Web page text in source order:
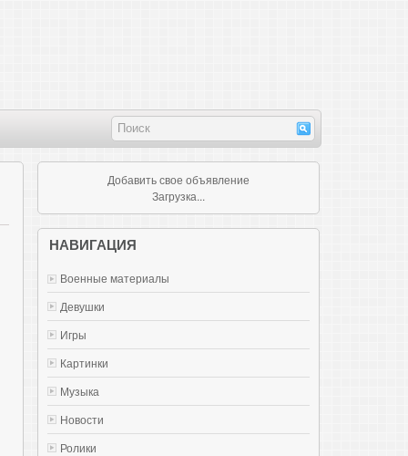
Добавить свое объявление
Загрузка...
НАВИГАЦИЯ
Военные материалы
Девушки
Игры
Картинки
Музыка
Новости
Ролики